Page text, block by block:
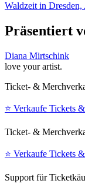
Waldzeit in
Präsentiert
Diana Mirtschink
love your artist.
Ticket- &
⭐️ Verkaufe Tickets
Ticket- &
⭐️ Verkaufe Tickets
Support für